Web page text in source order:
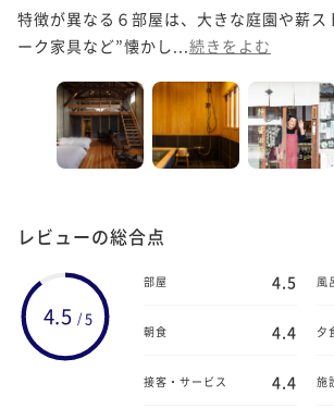
特徴が異なる６部屋は、大きな庭園や薪ス
ーク家具など”懐かし... 続きをよむ
レビューの総合点
4.5 /5
部屋 4.5 風
朝食 4.4 夕
接客・サービス 4.4 施